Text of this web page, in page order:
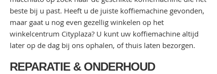
beste bij u past. Heeft u de juiste koffiemachine gevonden,
maar gaat u nog even gezellig winkelen op het
winkelcentrum Cityplaza? U kunt uw koffiemachine altijd
later op de dag bij ons ophalen, of thuis laten bezorgen.
REPARATIE & ONDERHOUD